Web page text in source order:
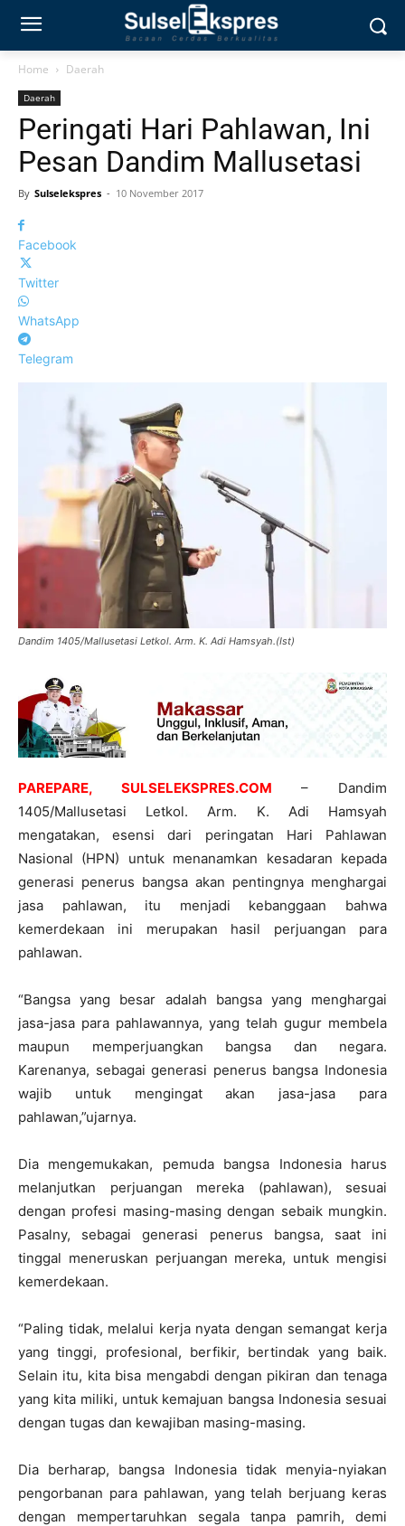
Home Daerah
Daerah
Peringati Hari Pahlawan, Ini
Pesan Dandim Mallusetasi
By Sulselekspres - 10 November 2017
Facebook
Twitter
WhatsApp
Telegram
Dandim 1405/Mallusetasi Letkol. Arm. K. Adi Hamsyah.(Ist)
PAREPARE, SULSELEKSPRES.COM – Dandim
1405/Mallusetasi Letkol. Arm. K. Adi Hamsyah
mengatakan, esensi dari peringatan Hari Pahlawan
Nasional (HPN) untuk menanamkan kesadaran kepada
generasi penerus bangsa akan pentingnya menghargai
jasa pahlawan, itu menjadi kebanggaan bahwa
kemerdekaan ini merupakan hasil perjuangan para
pahlawan.
“Bangsa yang besar adalah bangsa yang menghargai
jasa-jasa para pahlawannya, yang telah gugur membela
maupun memperjuangkan bangsa dan negara.
Karenanya, sebagai generasi penerus bangsa Indonesia
wajib untuk mengingat akan jasa-jasa para
pahlawan,”ujarnya.
Dia mengemukakan, pemuda bangsa Indonesia harus
melanjutkan perjuangan mereka (pahlawan), sesuai
dengan profesi masing-masing dengan sebaik mungkin.
Pasalny, sebagai generasi penerus bangsa, saat ini
tinggal meneruskan perjuangan mereka, untuk mengisi
kemerdekaan.
“Paling tidak, melalui kerja nyata dengan semangat kerja
yang tinggi, profesional, berfikir, bertindak yang baik.
Selain itu, kita bisa mengabdi dengan pikiran dan tenaga
yang kita miliki, untuk kemajuan bangsa Indonesia sesuai
dengan tugas dan kewajiban masing-masing.
Dia berharap, bangsa Indonesia tidak menyia-nyiakan
pengorbanan para pahlawan, yang telah berjuang keras
dengan mempertaruhkan segala tanpa pamrih, demi